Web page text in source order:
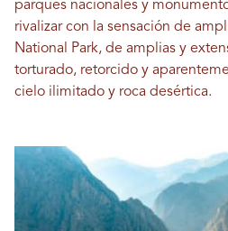
parques nacionales y
rivalizar con la sensación de
National Park, de amplias y
torturado, retorcido y
cielo ilimitado y roca desértica.